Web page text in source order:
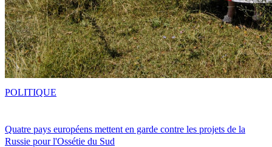
Quatre pays européens mettent en garde contre les projets de la
Russie pour l'Ossétie du Sud
POLITIQUE